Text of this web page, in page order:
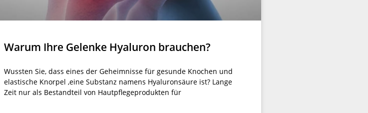
Warum Ihre Gelenke Hyaluron brauchen?
Wussten Sie, dass eines der Geheimnisse für gesunde Knochen und
elastische Knorpel ,eine Substanz namens Hyaluronsäure ist? Lange
Zeit nur als Bestandteil von Hautpflegeprodukten für